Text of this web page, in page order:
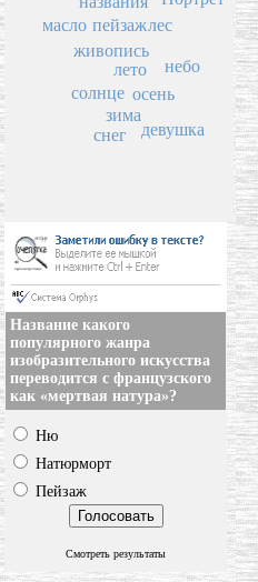
пейзаж
живопись
лето
солнце
лес
зима
осень
масло
снег
небо
девушка
Название какого
популярного жанра
изобразительного искусства
переводится с французского
как «мертвая натура»?
Ню
Натюрморт
Пейзаж
Смотреть результаты